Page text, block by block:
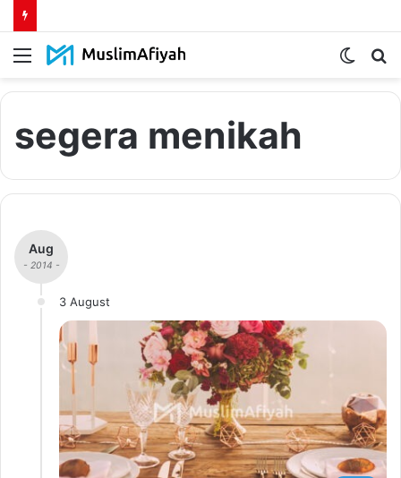
Menu
Switch
segera menikah
Aug
- 2014 -
3 August